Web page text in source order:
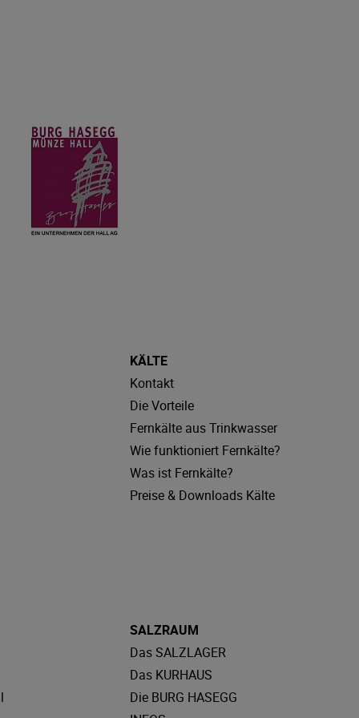
KÄLTE
Kontakt
Die Vorteile
Fernkälte aus Trinkwasser
Wie funktioniert Fernkälte?
Was ist Fernkälte?
Preise & Downloads Kälte
SALZRAUM
Das SALZLAGER
Das KURHAUS
Die BURG HASEGG